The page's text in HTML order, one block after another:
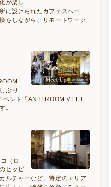
が楽し
に設けられたカフェスペー
をしながら、リモートワーク
ぶり
ベント「ANTEROOM MEET
。
（ロ
ヒッピ
ルチャーなど、特定のエリア